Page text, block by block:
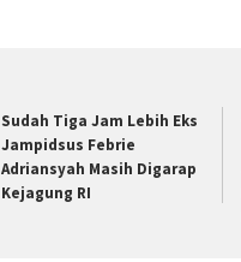
Sudah Tiga Jam Lebih Eks
Jampidsus Febrie
Adriansyah Masih Digarap
Kejagung RI